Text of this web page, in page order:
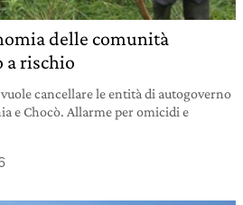
delle comunità
a rischio
cancellare le entità di autogoverno
e Chocò. Allarme per omicidi e